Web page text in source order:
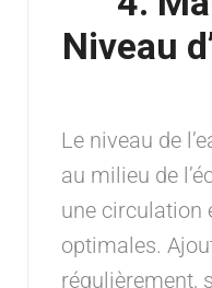
Niveau
Le niveau de
au milieu de
une circulation
optimales.
régulièrement,